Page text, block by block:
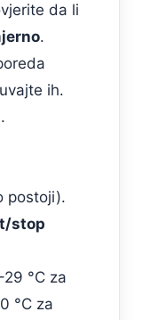
da li
.
ih.
postoji).
stop
°C za
°C za